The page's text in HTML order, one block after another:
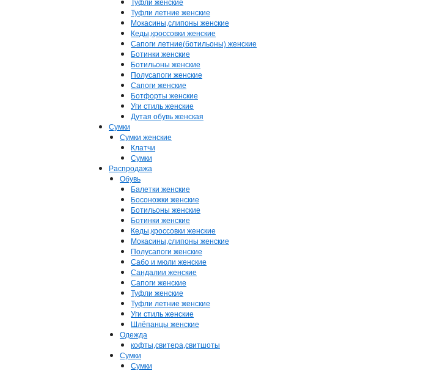
Туфли летние женские
Мокасины,слипоны женские
Кеды,кроссовки женские
Сапоги летние(ботильоны) женские
Ботинки женские
Ботильоны женские
Полусапоги женские
Сапоги женские
Ботфорты женские
Уги стиль женские
Дутая обувь женская
Сумки
Сумки женские
Клатчи
Сумки
Распродажа
Обувь
Балетки женские
Босоножки женские
Ботильоны женские
Ботинки женские
Кеды,кроссовки женские
Мокасины,слипоны женские
Полусапоги женские
Сабо и мюли женские
Сандалии женские
Сапоги женские
Туфли женские
Туфли летние женские
Уги стиль женские
Шлёпанцы женские
Одежда
кофты,свитера,свитшоты
Сумки
Сумки